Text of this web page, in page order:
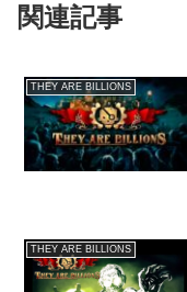
関連記事
THEY ARE BILLIONS
THEY ARE BILLIONS